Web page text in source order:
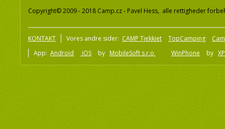
Copyright© 2009 - 2018 Camp.cz - Pavel Hess, alle rettigheder
KONTAKT Vores andre sider: CAMP Tjekkiet TopCamping
App: Android iOS by MobileSoft s.r.o WinPhone by